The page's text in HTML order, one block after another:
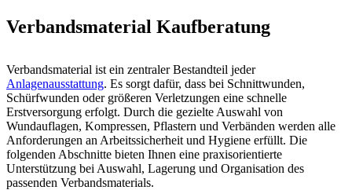
Verbandsmaterial Kaufberatung
Verbandsmaterial ist ein zentraler Bestandteil jeder
Anlagenausstattung. Es sorgt dafür, dass bei Schnittwunden,
Schürfwunden oder größeren Verletzungen eine schnelle
Erstversorgung erfolgt. Durch die gezielte Auswahl von
Wundauflagen, Kompressen, Pflastern und Verbänden werden alle
Anforderungen an Arbeitssicherheit und Hygiene erfüllt. Die
folgenden Abschnitte bieten Ihnen eine praxisorientierte
Unterstützung bei Auswahl, Lagerung und Organisation des
passenden Verbandsmaterials.